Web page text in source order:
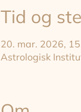
Tid og
20. mar. 2026,
Astrologisk